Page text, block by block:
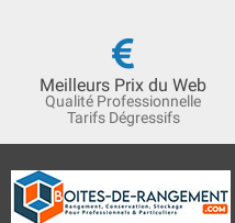
Meilleurs Prix du Web
Qualité Professionnelle
Tarifs Dégressifs